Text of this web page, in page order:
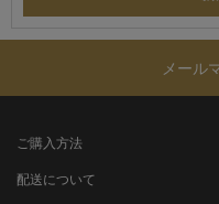
メール
ご購入方法
配送について